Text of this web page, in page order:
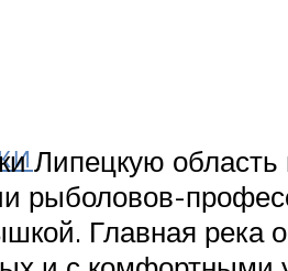
Липецкую
рыболовов-
Главная река